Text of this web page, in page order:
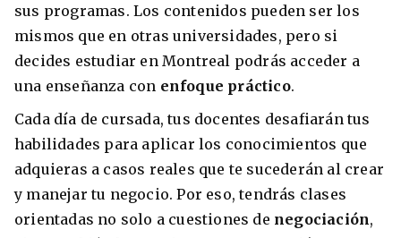
sus programas. Los contenidos pueden ser los
mismos que en otras universidades, pero si
decides estudiar en Montreal podrás acceder a
una enseñanza con enfoque práctico.
Cada día de cursada, tus docentes desafiarán tus
habilidades para aplicar los conocimientos que
adquieras a casos reales que te sucederán al crear
y manejar tu negocio. Por eso, tendrás clases
orientadas no solo a cuestiones de negociación,